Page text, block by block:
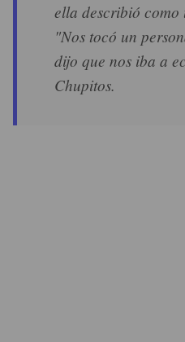
ella describió
"Nos tocó un
dijo que nos iba a
Chupitos.